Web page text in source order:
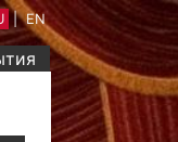
| EN